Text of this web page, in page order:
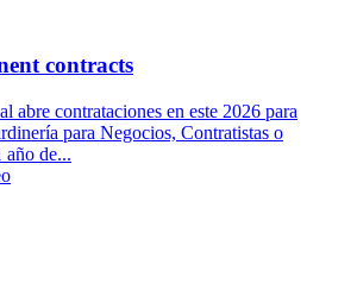
contracts
abre contrataciones en este 2026 para
para Negocios, Contratistas o
año de...